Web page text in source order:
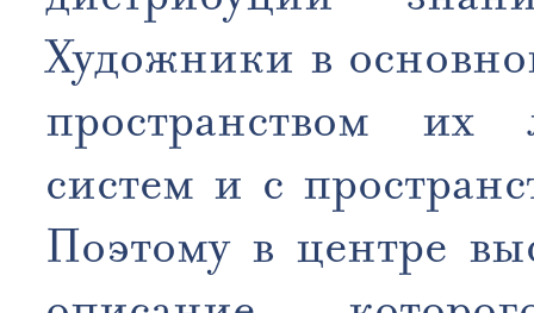
Художники в
пространством их
систем и с
Поэтому в центре